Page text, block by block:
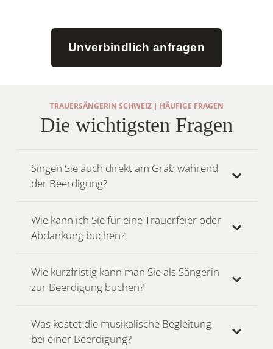
Unverbindlich anfragen
TRAUERSÄNGERIN SCHWEIZ | HÄUFIGE FRAGEN
Die wichtigsten Fragen
Singen Sie auch direkt am Grab während
der Beerdigung?
Wie kann ich Sie für eine Trauerfeier oder
Abdankung buchen?
Wie kurzfristig kann man Sie als Sängerin
zur Beerdigung buchen?
Was kostet die musikalische Begleitung
bei einer Beerdigung?